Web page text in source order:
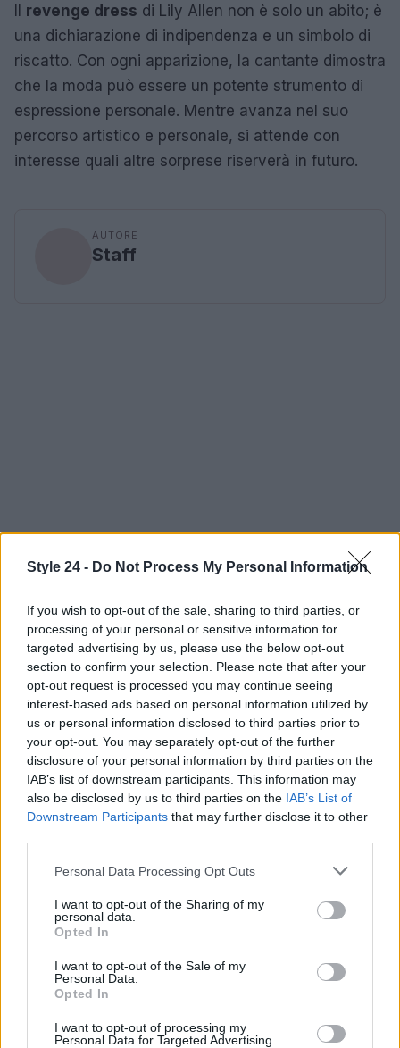
Style 24 - Do Not Process My Personal Information
If you wish to opt-out of the sale, sharing to third parties, or
processing of your personal or sensitive information for
targeted advertising by us, please use the below opt-out
section to confirm your selection. Please note that after your
opt-out request is processed you may continue seeing
interest-based ads based on personal information utilized by
us or personal information disclosed to third parties prior to
your opt-out. You may separately opt-out of the further
disclosure of your personal information by third parties on the
IAB’s list of downstream participants. This information may
also be disclosed by us to third parties on the IAB’s List of
Downstream Participants that may further disclose it to other
Please note that this website/app uses one or more Google
not limited to your visit or usage behaviour. You may click to
grant or deny consent to Google and its third-party tags to
use your data for below specified purposes in below Google
consent section.
Personal Data Processing Opt Outs
I want to opt-out of the Sharing of my
personal data.
Opted In
I want to opt-out of the Sale of my
Personal Data.
Opted In
I want to opt-out of processing my
Personal Data for Targeted Advertising.
Il revenge dress di Lily Allen non è solo un abito; è
una dichiarazione di indipendenza e un simbolo di
riscatto. Con ogni apparizione, la cantante dimostra
che la moda può essere un potente strumento di
espressione personale. Mentre avanza nel suo
percorso artistico e personale, si attende con
interesse quali altre sorprese riserverà in futuro.
AUTORE
Staff
Continua a leggere
LIFESTYLE
Copenhagen: un mix di comfort e stile